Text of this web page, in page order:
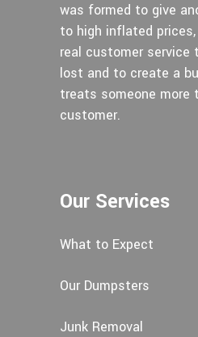
was formed to give
to high inflated
real customer service
lost and to create a
treats someone more
customer.
Our Services
What to Expect
Our Dumpsters
Junk Removal